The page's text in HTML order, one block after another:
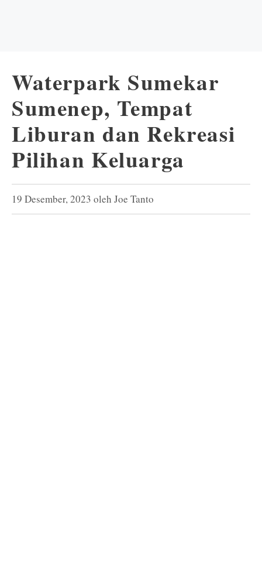
Waterpark Sumekar
Sumenep, Tempat
Liburan dan Rekreasi
Pilihan Keluarga
19 Desember, 2023 oleh Joe Tanto